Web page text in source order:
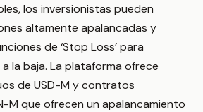
los inversionistas pueden
altamente apalancadas y
de ‘Stop Loss’ para
la baja. La plataforma ofrece
de USD-M y contratos
M que ofrecen un apalancamiento